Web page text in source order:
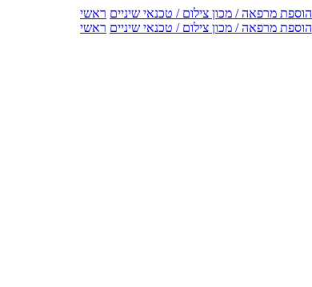
הוספת מרפאה / מכון צילום / טכנאי שיניים ראשי
הוספת מרפאה / מכון צילום / טכנאי שיניים ראשי